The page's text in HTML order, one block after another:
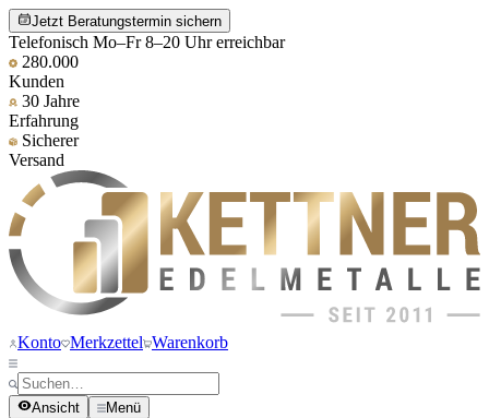
Jetzt Beratungstermin sichern
Telefonisch Mo–Fr 8–20 Uhr erreichbar
280.000
Kunden
30 Jahre
Erfahrung
Sicherer
Versand
Konto Merkzettel Warenkorb
Ansicht Menü